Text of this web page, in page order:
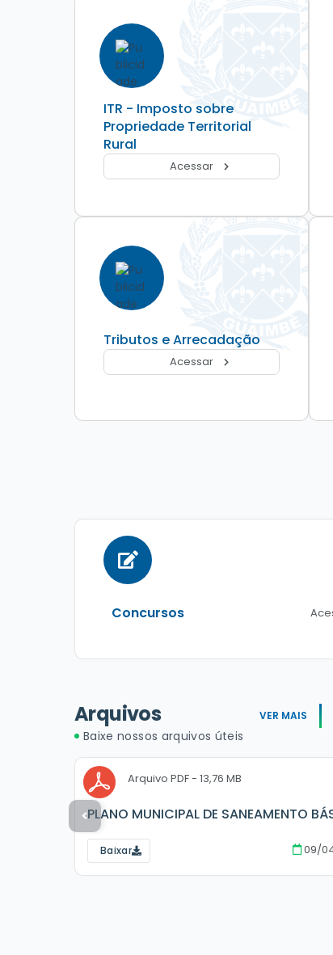
ITR - Imposto sobre
Propriedade Territorial
Rural
Acessar
Tributos e Arrecadação
Acessar
Concursos
Arquivos
Baixe nossos arquivos úteis
VER MAIS
PLANO MUNICIPAL DE SANEAMENTO
09/
PDF 13,76 MB
Baixar